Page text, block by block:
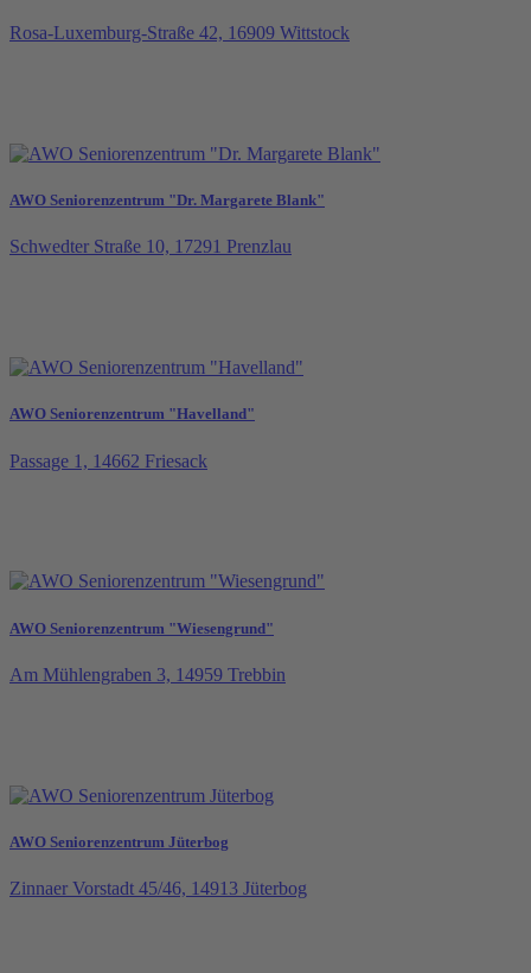
Rosa-Luxemburg-Straße 42, 16909 Wittstock
AWO Seniorenzentrum "Dr. Margarete Blank"
Schwedter Straße 10, 17291 Prenzlau
AWO Seniorenzentrum "Havelland"
Passage 1, 14662 Friesack
AWO Seniorenzentrum "Wiesengrund"
Am Mühlengraben 3, 14959 Trebbin
AWO Seniorenzentrum Jüterbog
Zinnaer Vorstadt 45/46, 14913 Jüterbog